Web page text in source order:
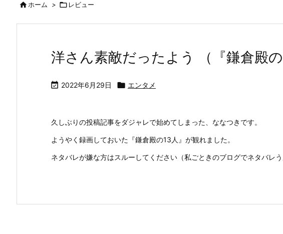
ホーム >  レビュー
洋さん素敵だったよう （『鎌倉殿の
 2022年6月29日  エンタメ
久しぶりの投稿記事をダジャレで始めてしまった、ななつきです。
ようやく録画しておいた『鎌倉殿の13人』が観れました。
ネタバレが嫌な方はスルーしてください（私ごときのブログでネタバレ